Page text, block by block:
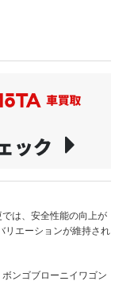
は、安全性能の向上が
リエーションが維持され
ボンゴブローニイワゴン